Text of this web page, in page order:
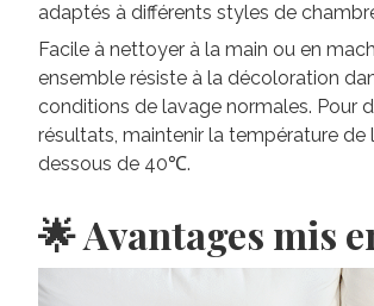
adaptés à différents styles de
Facile à nettoyer à la main ou en
ensemble résiste à la décoloration
conditions de lavage normales. Pour
résultats, maintenir la température de
dessous de 40℃.
🌟 Avantages mis